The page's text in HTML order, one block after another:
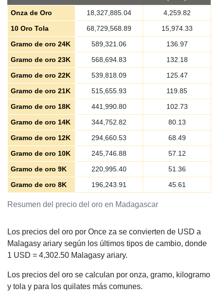
Resumen del precio del oro en Madagascar
Onza de Oro 18,327,885.04
4,259.82
10 Oro Tola
68,729,568.89
15,974.33
Gramo de oro 24K
589,321.06
136.97
Gramo de oro 23K
568,694.83
132.18
Gramo de oro 22K
539,818.09
125.47
Gramo de oro 21K
515,655.93
119.85
Gramo de oro 18K
441,990.80
102.73
Gramo de oro 14K
344,752.82
80.13
Gramo de oro 12K
294,660.53
68.49
Gramo de oro 10K
245,746.88
57.12
Gramo de oro 9K
220,995.40
51.36
Gramo de oro 8K
196,243.91 45.61
Los precios del oro por Once za se convierten de USD a
Malagasy ariary según los últimos tipos de cambio, donde
1 USD = 4,302.50 Malagasy ariary.
Los precios del oro se calculan por onza, gramo, kilogramo
y tola y para los quilates más comunes.